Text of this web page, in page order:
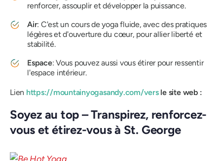
renforcer, assouplir et développer la puissance.
Air: C'est un cours de yoga fluide, avec des pratiques
légères et d'ouverture du cœur, pour allier liberté et
stabilité.
Espace: Vous pouvez aussi vous étirer pour ressentir
l'espace intérieur.
Lien https://mountainyogasandy.com/vers le site web :
Soyez au top – Transpirez, renforcez-
vous et étirez-vous à St. George